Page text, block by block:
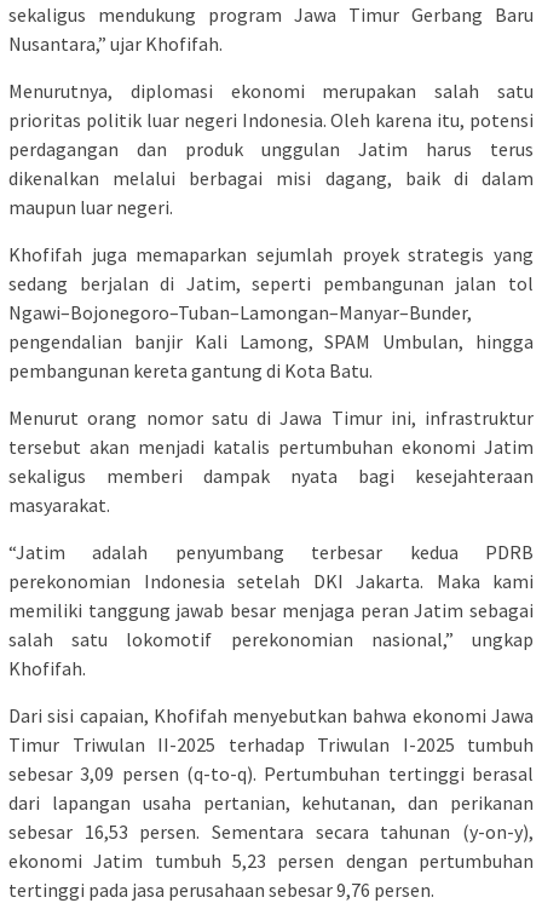
sekaligus mendukung program Jawa Timur Gerbang Baru
Nusantara,” ujar Khofifah.
Menurutnya, diplomasi ekonomi merupakan salah satu
prioritas politik luar negeri Indonesia. Oleh karena itu, potensi
perdagangan dan produk unggulan Jatim harus terus
dikenalkan melalui berbagai misi dagang, baik di dalam
maupun luar negeri.
Khofifah juga memaparkan sejumlah proyek strategis yang
sedang berjalan di Jatim, seperti pembangunan jalan tol
Ngawi–Bojonegoro–Tuban–Lamongan–Manyar–Bunder,
pengendalian banjir Kali Lamong, SPAM Umbulan, hingga
pembangunan kereta gantung di Kota Batu.
Menurut orang nomor satu di Jawa Timur ini, infrastruktur
tersebut akan menjadi katalis pertumbuhan ekonomi Jatim
sekaligus memberi dampak nyata bagi kesejahteraan
masyarakat.
“Jatim adalah penyumbang terbesar kedua PDRB
perekonomian Indonesia setelah DKI Jakarta. Maka kami
memiliki tanggung jawab besar menjaga peran Jatim sebagai
salah satu lokomotif perekonomian nasional,” ungkap
Khofifah.
Dari sisi capaian, Khofifah menyebutkan bahwa ekonomi Jawa
Timur Triwulan II-2025 terhadap Triwulan I-2025 tumbuh
sebesar 3,09 persen (q-to-q). Pertumbuhan tertinggi berasal
dari lapangan usaha pertanian, kehutanan, dan perikanan
sebesar 16,53 persen. Sementara secara tahunan (y-on-y),
ekonomi Jatim tumbuh 5,23 persen dengan pertumbuhan
tertinggi pada jasa perusahaan sebesar 9,76 persen.